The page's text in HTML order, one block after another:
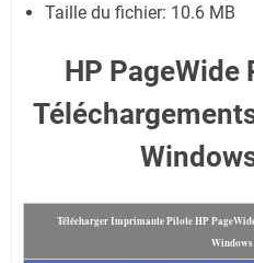
Taille du fichier: 10.6 MB
HP PageWide
Télécharger Imprimante Pilote HP